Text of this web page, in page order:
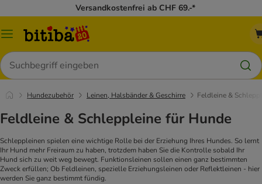
Versandkostenfrei ab CHF 69.-*
Menü
Suchen
Hundezubehör Leinen, Halsbänder & Geschirre Feldleine &
Feldleine & Schleppleine für Hunde
Schleppleinen spielen eine wichtige Rolle bei der Erziehung Ihres Hundes. So lernt
Ihr Hund mehr Freiraum zu haben, trotzdem haben Sie die Kontrolle sobald Ihr
Hund sich zu weit weg bewegt. Funktionsleinen sollen einen ganz bestimmten
Zweck erfüllen; Ob Feldleinen, spezielle Erziehungsleinen oder Reflektleinen - hier
werden Sie ganz bestimmt fündig.